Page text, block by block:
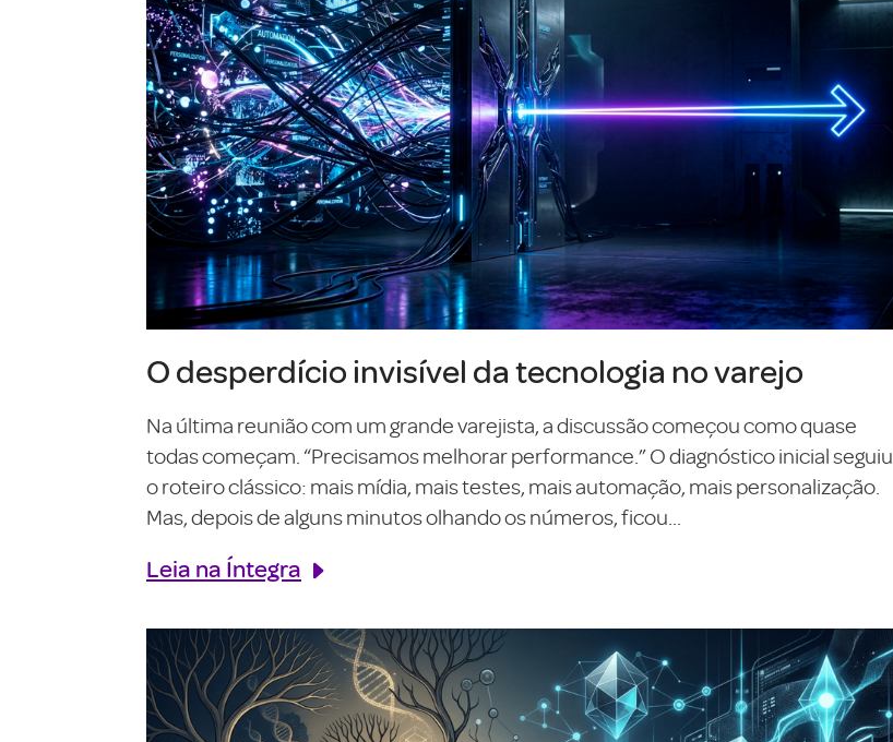
O desperdício invisível da tecnologia no varejo
Na última reunião com um grande varejista, a discussão começou como quase
todas começam. “Precisamos melhorar performance.” O diagnóstico inicial seguiu
o roteiro clássico: mais mídia, mais testes, mais automação, mais personalização.
Mas, depois de alguns minutos olhando os números, ficou...
Leia na Íntegra